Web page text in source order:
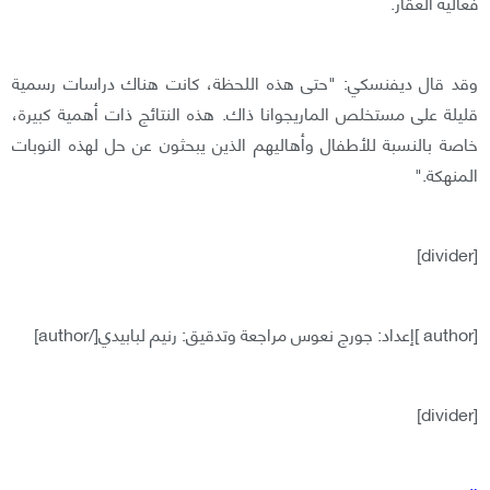
وقد قال ديفنسكي: "حتى هذه اللحظة، كانت هناك دراسات رسمية
قليلة على مستخلص الماريجوانا ذاك. هذه النتائج ذات أهمية كبيرة،
خاصة بالنسبة للأطفال وأهاليهم الذين يبحثون عن حل لهذه النوبات
المنهكة."
[divider]
[author ]إعداد: جورج نعوس مراجعة وتدقيق: رنيم لبابيدي[/author]
[divider]